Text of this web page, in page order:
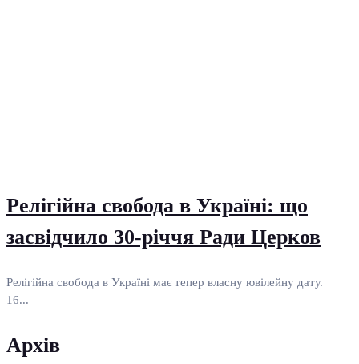
Релігійна свобода в Україні: що
засвідчило 30-річчя Ради Церков
Релігійна свобода в Україні має тепер власну ювілейну дату.
16...
Архів